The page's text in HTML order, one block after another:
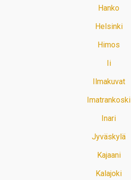
Hanko
Helsinki
Himos
Ii
Ilmakuvat
Imatrankoski
Inari
Jyväskylä
Kajaani
Kalajoki